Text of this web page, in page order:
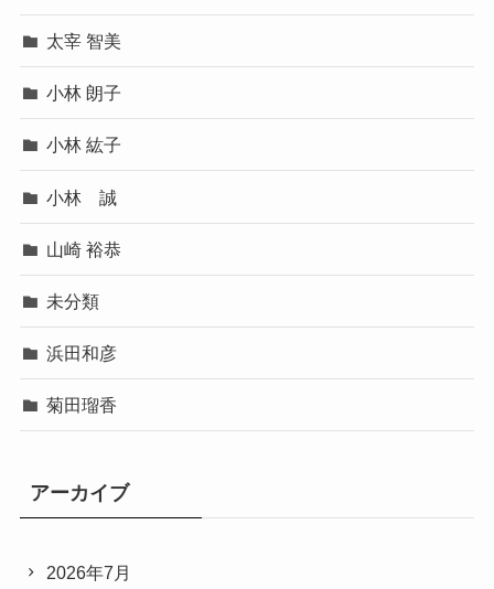
太宰 智美
小林 朗子
小林 紘子
小林 誠
山崎 裕恭
未分類
浜田和彦
菊田瑠香
アーカイブ
2026年7月